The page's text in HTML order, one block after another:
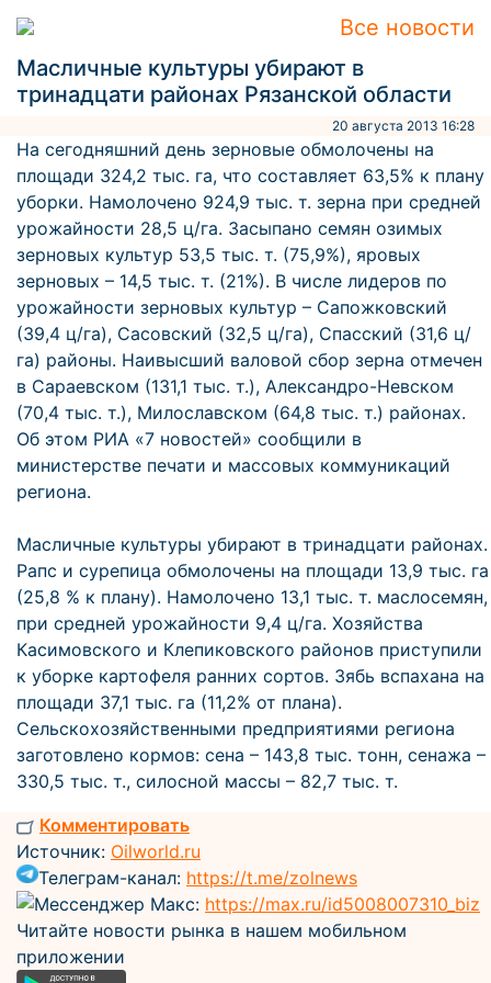
Все новости
Масличные культуры убирают в
тринадцати районах Рязанской области
20 августа 2013 16:28
На сегодняшний день зерновые обмолочены на
площади 324,2 тыс. га, что составляет 63,5% к плану
уборки. Намолочено 924,9 тыс. т. зерна при средней
урожайности 28,5 ц/га. Засыпано семян озимых
зерновых культур 53,5 тыс. т. (75,9%), яровых
зерновых – 14,5 тыс. т. (21%). В числе лидеров по
урожайности зерновых культур – Сапожковский
(39,4 ц/га), Сасовский (32,5 ц/га), Спасский (31,6 ц/
га) районы. Наивысший валовой сбор зерна отмечен
в Сараевском (131,1 тыс. т.), Александро-Невском
(70,4 тыс. т.), Милославском (64,8 тыс. т.) районах.
Об этом РИА «7 новостей» сообщили в
министерстве печати и массовых коммуникаций
региона.
Масличные культуры убирают в тринадцати районах.
Рапс и сурепица обмолочены на площади 13,9 тыс. га
(25,8 % к плану). Намолочено 13,1 тыс. т. маслосемян,
при средней урожайности 9,4 ц/га. Хозяйства
Касимовского и Клепиковского районов приступили
к уборке картофеля ранних сортов. Зябь вспахана на
площади 37,1 тыс. га (11,2% от плана).
Сельскохозяйственными предприятиями региона
заготовлено кормов: сена – 143,8 тыс. тонн, сенажа –
330,5 тыс. т., силосной массы – 82,7 тыс. т.
Комментировать
Источник: Oilworld.ru
Телеграм-канал: https://t.me/zolnews
Мессенджер Макс: https://max.ru/id5008007310_biz
Читайте новости рынка в нашем мобильном
приложении